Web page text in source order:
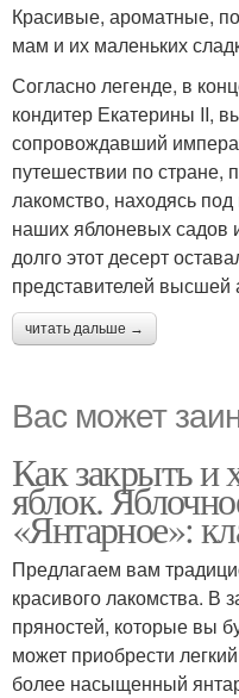
Красивые, ароматные,
мам и их маленьких
Согласно легенде, в
кондитер Екатерины II,
сопровождавший
путешествии по стране,
лакомство, находясь
наших яблоневых садов
долго этот десерт
представителей высшей
читать дальше →
Вас может
Как закрыть и
яблок.
«Янтарное»:
Предлагаем вам
красивого лакомства. В
пряностей, которые вы
может приобрести
более насыщенный